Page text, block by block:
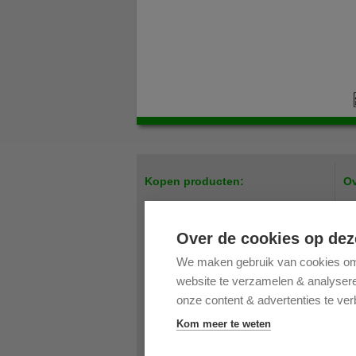
Over de cookies op
We maken gebruik van cookies
website te verzamelen &
onze content & advertenties te
Kom meer te weten
Kopen producten:
Bedrukking
Verandazeilen
Accessoires Easy Up tenten
Accessoires partytenten
Onderdelen partytenten